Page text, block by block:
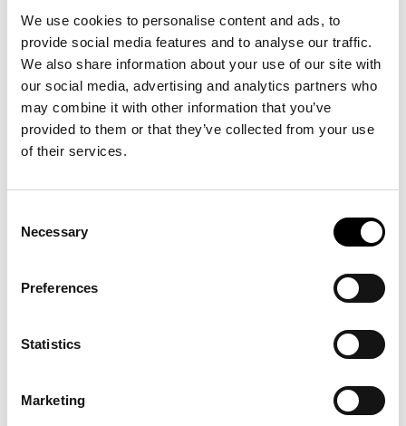
We use cookies to personalise content and ads, to
provide social media features and to analyse our traffic.
We also share information about your use of our site with
our social media, advertising and analytics partners who
may combine it with other information that you’ve
provided to them or that they’ve collected from your use
of their services.
Selection
Necessary
Preferences
Statistics
Marketing
Stockholm Fashion District
Stockholmsmässan i Älvsjö
Svensk Handel
Svenska Mässan
Sveriges Handelskamrar
Svenskt Näringsliv
Tillväxtverket
Utrikesdepartementet